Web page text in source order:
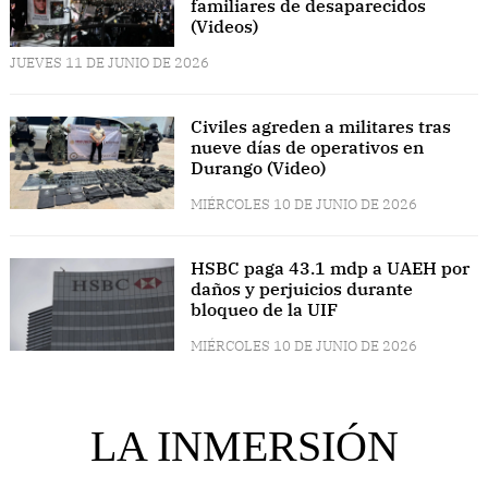
familiares de desaparecidos
(Videos)
JUEVES 11 DE JUNIO DE 2026
Civiles agreden a militares tras
nueve días de operativos en
Durango (Video)
MIÉRCOLES 10 DE JUNIO DE 2026
HSBC paga 43.1 mdp a UAEH por
daños y perjuicios durante
bloqueo de la UIF
MIÉRCOLES 10 DE JUNIO DE 2026
LA INMERSIÓN